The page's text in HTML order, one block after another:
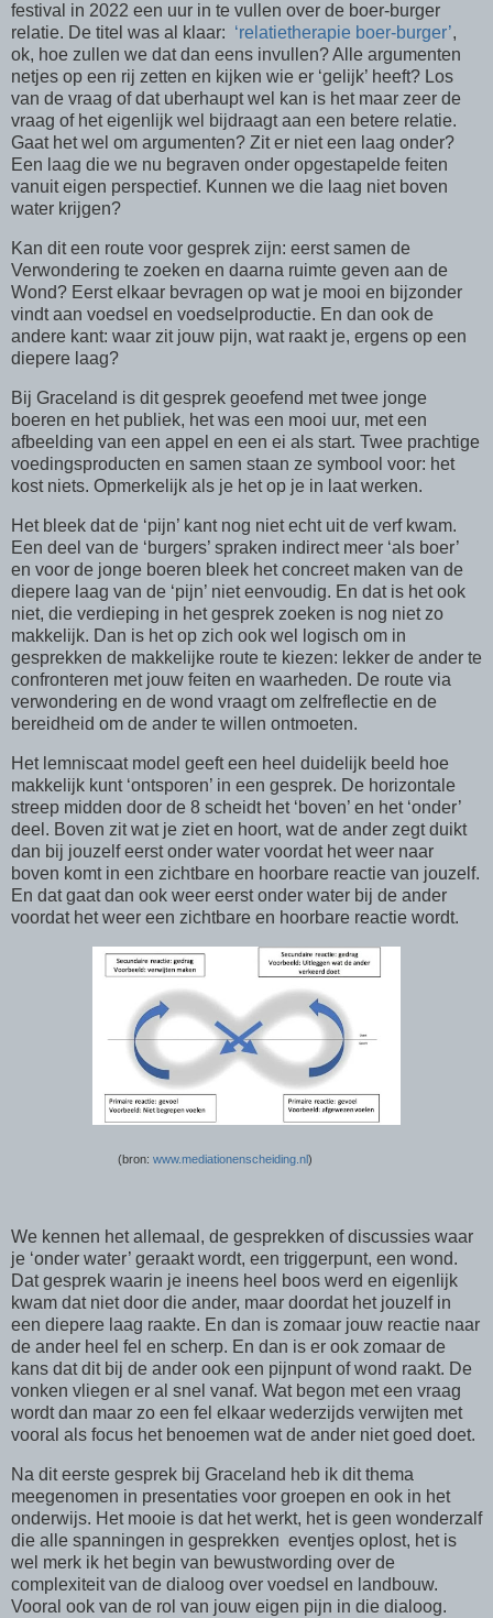
festival in 2022 een uur in te vullen over de boer-burger
relatie. De titel was al klaar: ‘relatietherapie boer-burger’,
ok, hoe zullen we dat dan eens invullen? Alle argumenten
netjes op een rij zetten en kijken wie er ‘gelijk’ heeft? Los
van de vraag of dat uberhaupt wel kan is het maar zeer de
vraag of het eigenlijk wel bijdraagt aan een betere relatie.
Gaat het wel om argumenten? Zit er niet een laag onder?
Een laag die we nu begraven onder opgestapelde feiten
vanuit eigen perspectief. Kunnen we die laag niet boven
water krijgen?
Kan dit een route voor gesprek zijn: eerst samen de
Verwondering te zoeken en daarna ruimte geven aan de
Wond? Eerst elkaar bevragen op wat je mooi en bijzonder
vindt aan voedsel en voedselproductie. En dan ook de
andere kant: waar zit jouw pijn, wat raakt je, ergens op een
diepere laag?
Bij Graceland is dit gesprek geoefend met twee jonge
boeren en het publiek, het was een mooi uur, met een
afbeelding van een appel en een ei als start. Twee prachtige
voedingsproducten en samen staan ze symbool voor: het
kost niets. Opmerkelijk als je het op je in laat werken.
Het bleek dat de ‘pijn’ kant nog niet echt uit de verf kwam.
Een deel van de ‘burgers’ spraken indirect meer ‘als boer’
en voor de jonge boeren bleek het concreet maken van de
diepere laag van de ‘pijn’ niet eenvoudig. En dat is het ook
niet, die verdieping in het gesprek zoeken is nog niet zo
makkelijk. Dan is het op zich ook wel logisch om in
gesprekken de makkelijke route te kiezen: lekker de ander te
confronteren met jouw feiten en waarheden. De route via
verwondering en de wond vraagt om zelfreflectie en de
bereidheid om de ander te willen ontmoeten.
Het lemniscaat model geeft een heel duidelijk beeld hoe
makkelijk kunt ‘ontsporen’ in een gesprek. De horizontale
streep midden door de 8 scheidt het ‘boven’ en het ‘onder’
deel. Boven zit wat je ziet en hoort, wat de ander zegt duikt
dan bij jouzelf eerst onder water voordat het weer naar
boven komt in een zichtbare en hoorbare reactie van jouzelf.
En dat gaat dan ook weer eerst onder water bij de ander
voordat het weer een zichtbare en hoorbare reactie wordt.
(bron:www.mediationenscheiding.nl)
We kennen het allemaal, de gesprekken of discussies waar
je ‘onder water’ geraakt wordt, een triggerpunt, een wond.
Dat gesprek waarin je ineens heel boos werd en eigenlijk
kwam dat niet door die ander, maar doordat het jouzelf in
een diepere laag raakte. En dan is zomaar jouw reactie naar
de ander heel fel en scherp. En dan is er ook zomaar de
kans dat dit bij de ander ook een pijnpunt of wond raakt. De
vonken vliegen er al snel vanaf. Wat begon met een vraag
wordt dan maar zo een fel elkaar wederzijds verwijten met
vooral als focus het benoemen wat de ander niet goed doet.
Na dit eerste gesprek bij Graceland heb ik dit thema
meegenomen in presentaties voor groepen en ook in het
onderwijs. Het mooie is dat het werkt, het is geen wonderzalf
die alle spanningen in gesprekken eventjes oplost, het is
wel merk ik het begin van bewustwording over de
complexiteit van de dialoog over voedsel en landbouw.
Vooral ook van de rol van jouw eigen pijn in die dialoog.